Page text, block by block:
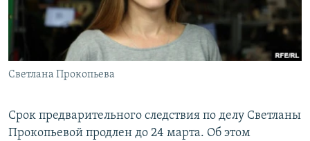
Светлана Прокопьева
Срок предварительного следствия по делу Светланы
Прокопьевой продлен до 24 марта. Об этом